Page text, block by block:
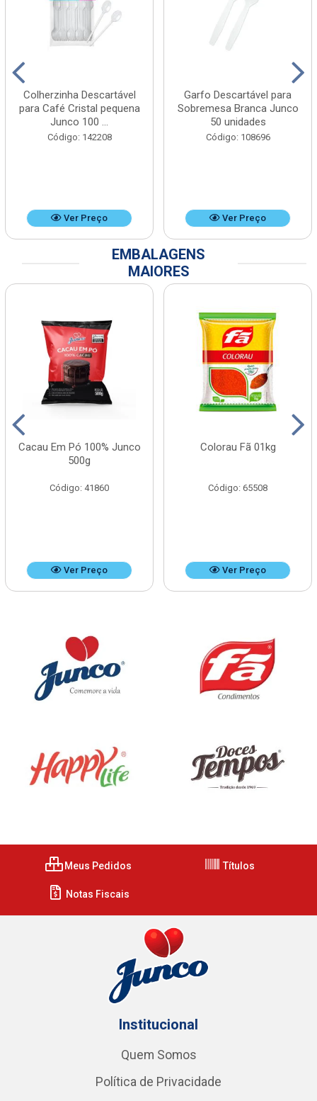
Colherzinha Descartável
para Café Cristal pequena
Junco 100 ...
Código: 142208
Ver Preço
Garfo Descartável para
Sobremesa Branca Junco
50 unidades
Código: 108696
Ver Preço
EMBALAGENS
MAIORES
Cacau Em Pó 100% Junco
500g
Código: 41860
Ver Preço
Colorau Fã 01kg
Código: 65508
Ver Preço
Meus Pedidos Títulos
Notas Fiscais
Institucional
Quem Somos
Política de Privacidade